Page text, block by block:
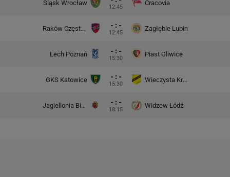
Śląsk Wrocław
12:45
Cracovia
Raków Częstochowa - : -
12:45
Zagłębie Lubin
Lech Poznań - : -
15:30
Piast Gliwice
GKS Katowice - : -
15:30
Wieczysta Kraków
Jagiellonia Białystok - : -
18:15
Widzew Łódź